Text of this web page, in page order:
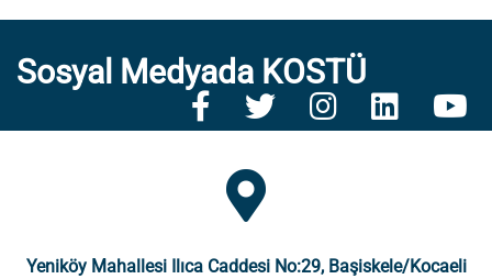
Sosyal Medyada KOSTÜ
Yeniköy Mahallesi Ilıca Caddesi No:29, Başiskele/Kocaeli